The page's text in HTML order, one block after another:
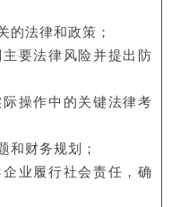
的法律和政策；
要法律风险并提出防
操作中的关键法律考
和财务规划；
业履行社会责任，确